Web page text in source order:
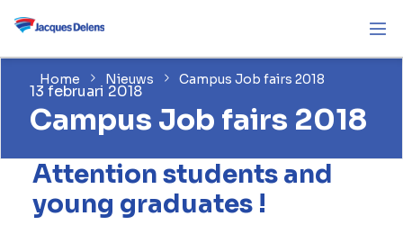
Home Nieuws Campus Job fairs 2018
13 februari 2018
Campus Job fairs 2018
Attention students and
young graduates !